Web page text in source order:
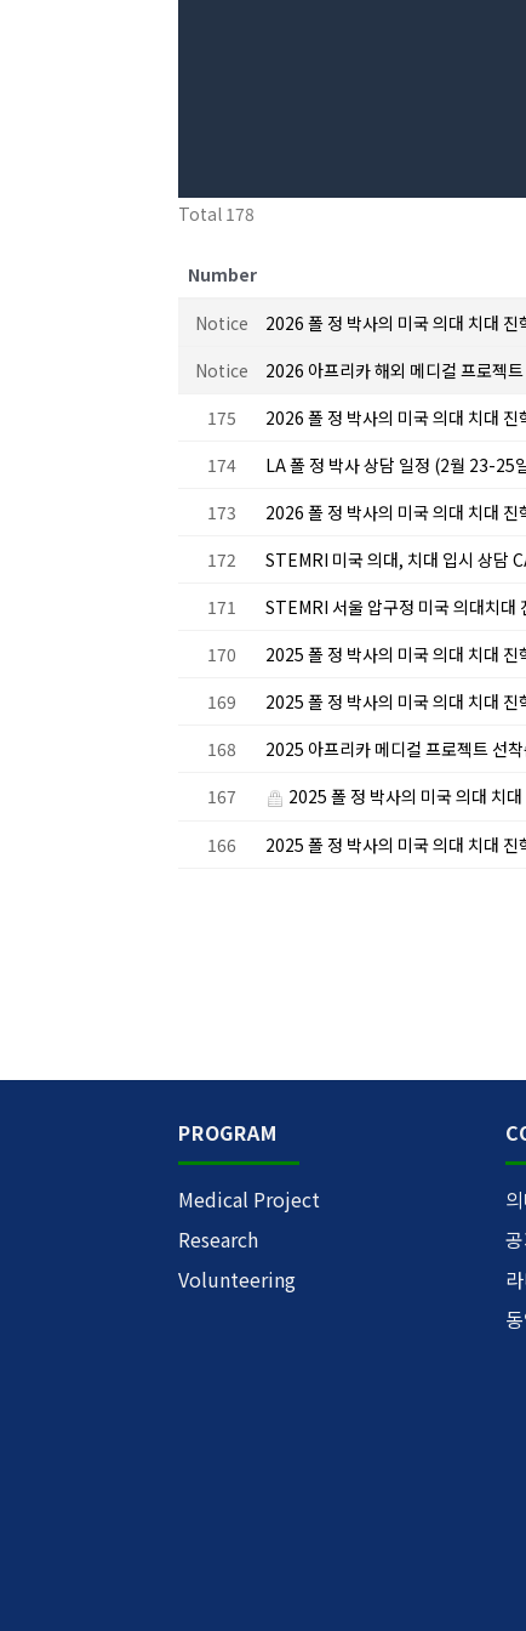
Total 178
Number
Notice
2026 폴 정 박사의 미국 의대 치대
Notice
2026 아프리카 해외 메디컬 프로젝
175
2026 폴 정 박사의 미국 의대 치대
174
LA 폴 정 박사 상담 일정 (2월 23-25
173
2026 폴 정 박사의 미국 의대 치대
172
STEMRI 미국 의대, 치대 입시 상담
171
STEMRI 서울 압구정 미국 의대치
170
2025 폴 정 박사의 미국 의대 치대
169
2025 폴 정 박사의 미국 의대 치대 진
168
2025 아프리카 메디컬 프로젝트 선착
167
2025 폴 정 박사의 미국 의대 치
166
2025 폴 정 박사의 미국 의대 치대 진
PROGRAM
Medical Project
Research
Volunteering